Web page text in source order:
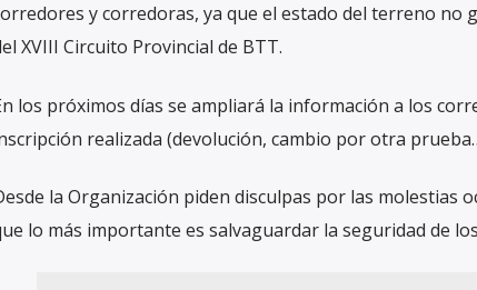
y corredoras, ya que el estado del terreno
XVIII Circuito Provincial de BTT.
los próximos días se ampliará la información a los
realizada (devolución, cambio por otra
la Organización piden disculpas por las molestias
lo más importante es salvaguardar la seguridad de